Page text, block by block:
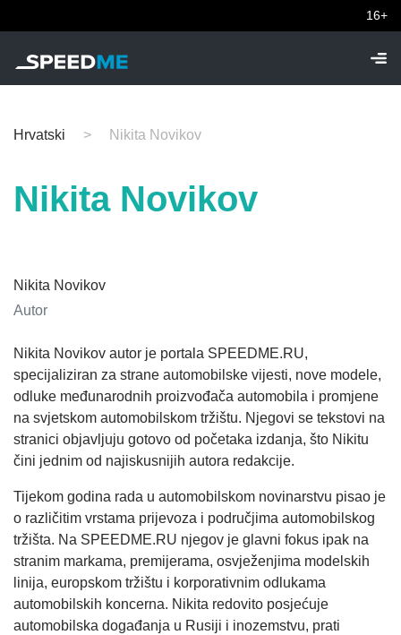
16+
Hrvatski Nikita Novikov
Nikita Novikov
Nikita Novikov
Autor
Nikita Novikov autor je portala SPEEDME.RU,
specijaliziran za strane automobilske vijesti, nove modele,
odluke međunarodnih proizvođača automobila i promjene
na svjetskom automobilskom tržištu. Njegovi se tekstovi na
stranici objavljuju gotovo od početaka izdanja, što Nikitu
čini jednim od najiskusnijih autora redakcije.
Tijekom godina rada u automobilskom novinarstvu pisao je
o različitim vrstama prijevoza i područjima automobilskog
tržišta. Na SPEEDME.RU njegov je glavni fokus ipak na
stranim markama, premijerama, osvježenjima modelskih
linija, europskom tržištu i korporativnim odlukama
automobilskih koncerna. Nikita redovito posjećuje
automobilska događanja u Rusiji i inozemstvu, prati